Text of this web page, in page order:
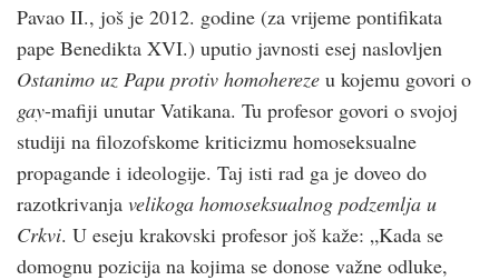
Pavao II., još je 2012. godine (za vrijeme pontifikata
pape Benedikta XVI.) uputio javnosti esej naslovljen
Ostanimo uz Papu protiv homohereze u kojemu govori o
gay-mafiji unutar Vatikana. Tu profesor govori o svojoj
studiji na filozofskome kriticizmu homoseksualne
propagande i ideologije. Taj isti rad ga je doveo do
razotkrivanja velikoga homoseksualnog podzemlja u
Crkvi. U eseju krakovski profesor još kaže: „Kada se
domognu pozicija na kojima se donose važne odluke,